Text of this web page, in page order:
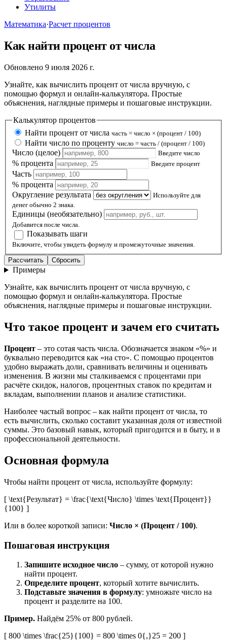
Утилиты
Математика·Расчет процентов
Как найти процент от числа
Обновлено 9 июля 2026 г.
Узнайте, как вычислить процент от числа вручную, с
помощью формул и онлайн-калькулятора. Простые
объяснения, наглядные примеры и пошаговые инструкции.
Калькулятор процентов
Найти процент от числа часть = число × (процент / 100)
Найти число по проценту число = часть / (процент / 100)
Число (целое) Введите число
% процента Введите процент
Часть
% процента
Округление результата
Используйте для
денег обычно 2 знака.
Единицы (необязательно)
Добавится после числа.
Показывать шаги
Включите, чтобы увидеть формулу и промежуточные значения.
Рассчитать Сбросить
Примеры
Узнайте, как вычислить процент от числа вручную, с
помощью формул и онлайн-калькулятора. Простые
объяснения, наглядные примеры и пошаговые инструкции.
Что такое процент и зачем его считать
Процент – это сотая часть числа. Обозначается знаком «%» и
буквально переводится как «на сто». С помощью процентов
удобно выражать доли, сравнивать величины и оценивать
изменения. В жизни мы сталкиваемся с процентами при
расчёте скидок, налогов, процентных ставок по кредитам и
вкладам, выполнении планов и анализе статистики.
Наиболее частый вопрос – как найти процент от числа, то
есть вычислить, сколько составит указанная доля от известной
суммы. Это базовый навык, который пригодится и в быту, и в
профессиональной деятельности.
Основная формула
Чтобы найти процент от числа, используйте формулу:
[ \text{Результат} = \frac{\text{Число} \times \text{Процент}}
{100} ]
Или в более короткой записи: Число × (Процент / 100).
Пошаговая инструкция
Запишите исходное число – сумму, от которой нужно
найти процент.
Определите процент, который хотите вычислить.
Подставьте значения в формулу: умножьте число на
процент и разделите на 100.
Пример. Найдём 25% от 800 рублей.
[ 800 \times \frac{25}{100} = 800 \times 0{,}25 = 200 ]